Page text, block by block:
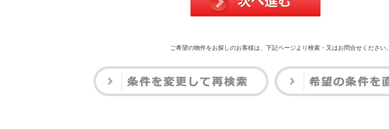
ご希望の物件をお探しのお客様は、下記ページより検索・又はお問合せください。